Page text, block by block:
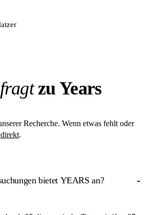
zu Years
Recherche. Wenn etwas fehlt oder
.
bietet YEARS an?